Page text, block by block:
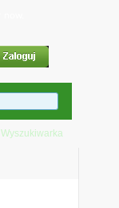
Wyszukiwarka